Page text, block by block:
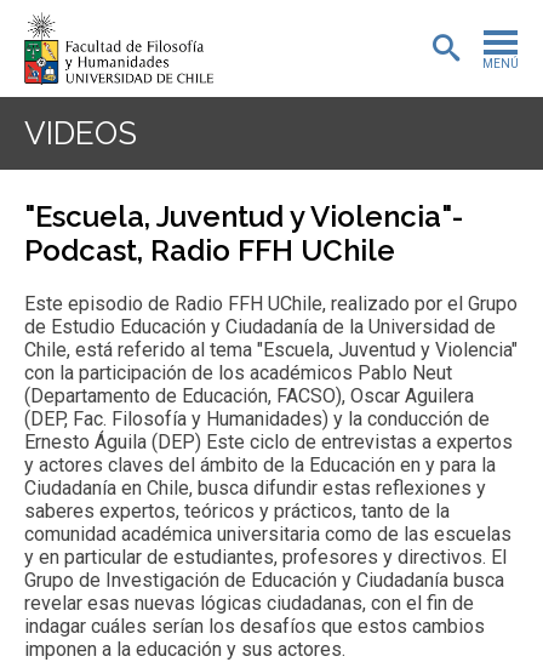
MENÚ
PREGRADO
INVESTIGACIÓN
EXTENSIÓN
BIBLIOTECA
DEPARTAMENTOS
FACULTAD
Estudiantes Funcionarios
VIDEOS
"Escuela, Juventud y Violencia"-
Podcast, Radio FFH UChile
Este episodio de Radio FFH UChile, realizado por el Grupo
de Estudio Educación y Ciudadanía de la Universidad de
Chile, está referido al tema "Escuela, Juventud y Violencia"
con la participación de los académicos Pablo Neut
(Departamento de Educación, FACSO), Oscar Aguilera
(DEP, Fac. Filosofía y Humanidades) y la conducción de
Ernesto Águila (DEP) Este ciclo de entrevistas a expertos
y actores claves del ámbito de la Educación en y para la
Ciudadanía en Chile, busca difundir estas reflexiones y
saberes expertos, teóricos y prácticos, tanto de la
comunidad académica universitaria como de las escuelas
y en particular de estudiantes, profesores y directivos. El
Grupo de Investigación de Educación y Ciudadanía busca
revelar esas nuevas lógicas ciudadanas, con el fin de
indagar cuáles serían los desafíos que estos cambios
imponen a la educación y sus actores.